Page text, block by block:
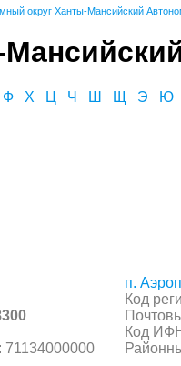
округ Ханты-Мансийский
Ф Х Ц Ч Ш Щ Э Ю
п.
Код
Код